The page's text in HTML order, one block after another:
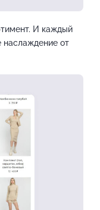
И каждый
наслаждение от